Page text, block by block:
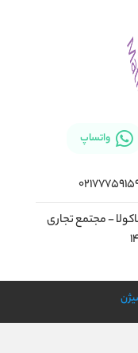
واتساپ
- مجتمع تجاری